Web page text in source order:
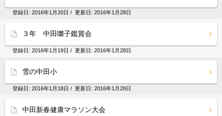
登録日: 2016年1月20日 / 更新日: 2016年1月28日
３年 中田囃子鑑賞会
登録日: 2016年1月19日 / 更新日: 2016年1月28日
雪の中田小
登録日: 2016年1月18日 / 更新日: 2016年1月28日
中田新春健康マラソン大会